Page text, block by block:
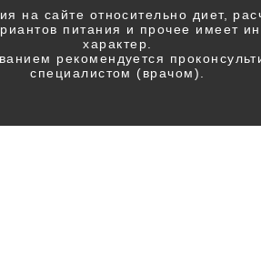
на сайте относительно диет,
питания и прочее имеет
характер.
рекомендуется
специалистом (врачом).